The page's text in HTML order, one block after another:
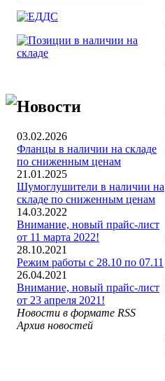
Новости
03.02.2026
Фланцы в наличии на складе
по сниженным ценам
21.01.2025
Шумоглушители в наличии на
складе по сниженным ценам
14.03.2022
Внимание, новый прайс-лист
от 11 марта 2022!
28.10.2021
Режим работы с 28.10 по 07.11
26.04.2021
Внимание, новый прайс-лист
от 23 апреля 2021!
Новости в формате RSS
Архив новостей